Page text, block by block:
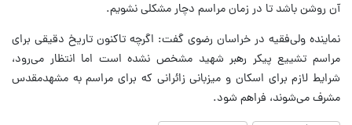
آن روشن باشد تا در زمان مراسم دچار مشکلی نشویم.
نماینده ولی‌فقیه در خراسان رضوی گفت: اگرچه تاکنون تاریخ دقیقی برای
مراسم تشییع پیکر رهبر شهید مشخص نشده است اما انتظار می‌رود،
شرایط لازم برای اسکان و میزبانی زائرانی که برای مراسم به مشهدمقدس
مشرف می‌شوند، فراهم شود.